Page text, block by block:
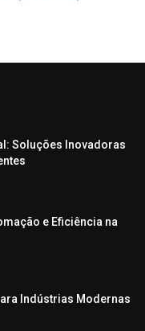
Soluções Inovadoras
e Eficiência na
Indústrias Modernas